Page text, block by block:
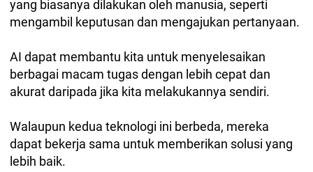
yang biasanya dilakukan oleh manusia, seperti
mengambil keputusan dan mengajukan pertanyaan.
AI dapat membantu kita untuk menyelesaikan
berbagai macam tugas dengan lebih cepat dan
akurat daripada jika kita melakukannya sendiri.
Walaupun kedua teknologi ini berbeda, mereka
dapat bekerja sama untuk memberikan solusi yang
lebih baik.